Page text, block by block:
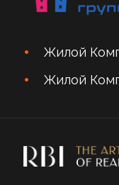
Жилой
Жилой